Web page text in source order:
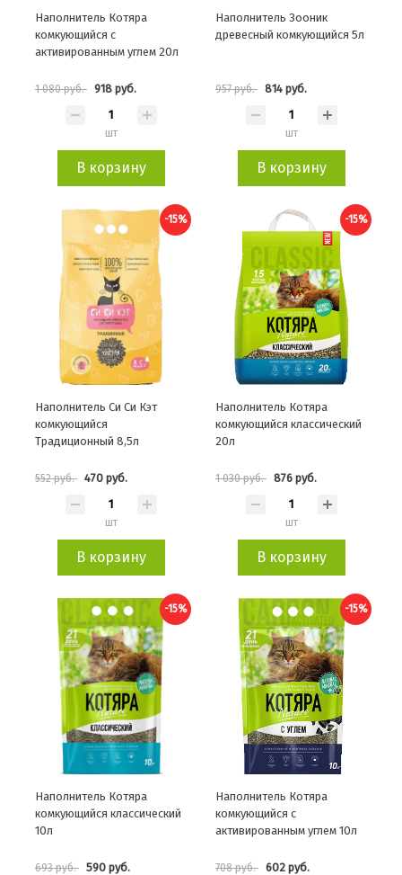
Наполнитель Котяра
комкующийся с
активированным углем 20л
1 080 руб. 918 руб.
шт
В корзину
Наполнитель Зооник
древесный комкующийся 5л
957 руб. 814 руб.
шт
В корзину
-15%
Наполнитель Си Си Кэт
комкующийся
Традиционный 8,5л
552 руб. 470 руб.
шт
В корзину
-15%
Наполнитель Котяра
комкующийся классический
20л
1 030 руб. 876 руб.
шт
В корзину
-15%
Наполнитель Котяра
комкующийся классический
10л
693 руб. 590 руб.
-15%
Наполнитель Котяра
комкующийся с
активированным углем 10л
708 руб. 602 руб.